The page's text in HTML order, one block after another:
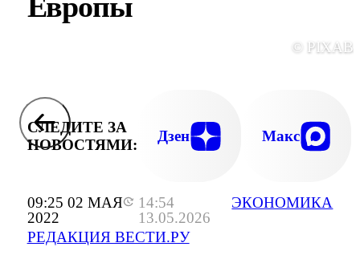
09:25 02 МАЯ
2022
14:54
13.05.2026
РЕДАКЦИЯ ВЕСТИ.РУ
ЭКОНОМИКА
©
СЛЕДИТЕ ЗА
НОВОСТЯМИ:
Дзен Макс